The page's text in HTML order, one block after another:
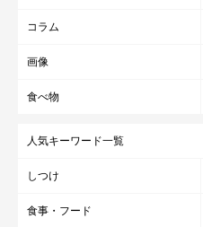
コラム
画像
食べ物
人気キーワード一覧
しつけ
食事・フード